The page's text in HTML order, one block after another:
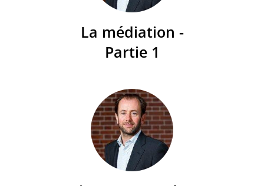
La médiation -
Partie 1